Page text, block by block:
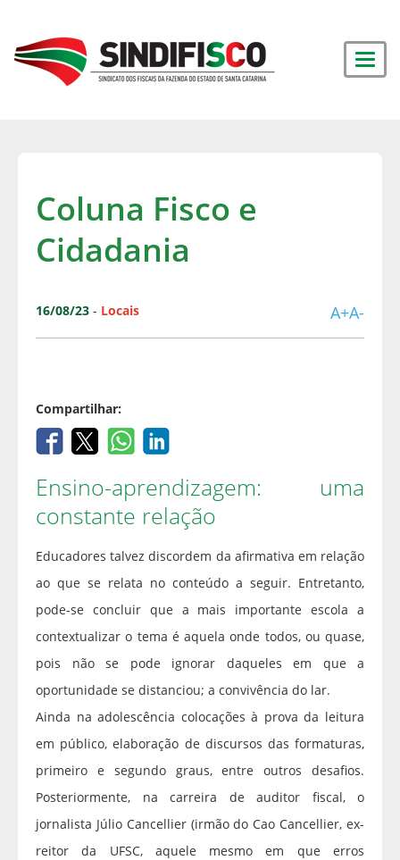
Coluna Fisco e
Cidadania
16/08/23 - Locais A+A-
Compartilhar:
Ensino-aprendizagem: uma
constante relação
Educadores talvez discordem da afirmativa em relação
ao que se relata no conteúdo a seguir. Entretanto,
pode-se concluir que a mais importante escola a
contextualizar o tema é aquela onde todos, ou quase,
pois não se pode ignorar daqueles em que a
oportunidade se distanciou; a convivência do lar.
Ainda na adolescência colocações à prova da leitura
em público, elaboração de discursos das formaturas,
primeiro e segundo graus, entre outros desafios.
Posteriormente, na carreira de auditor fiscal, o
jornalista Júlio Cancellier (irmão do Cao Cancellier, ex-
reitor da UFSC, aquele mesmo em que erros